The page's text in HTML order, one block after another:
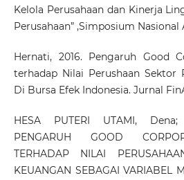
Kelola Perusahaan dan Kinerja
Perusahaan” ,Simposium Nasional
Hernati, 2016. Pengaruh Good
terhadap Nilai Perushaan Sektor
Di Bursa Efek Indonesia. Jurnal
HESA PUTERI UTAMI,
PENGARUH GOOD
TERHADAP NILAI
KEUANGAN SEBAGAI VARIABEL